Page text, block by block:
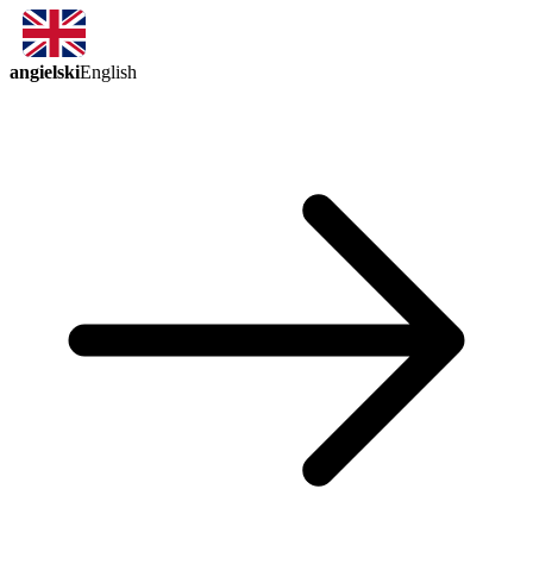
angielskiEnglish